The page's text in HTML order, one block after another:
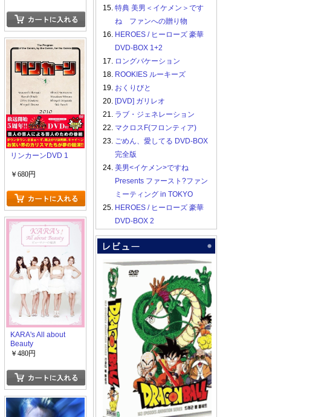
リンカーンDVD 1
￥680円
KARA's All about
Beauty
￥480円
15. 特典 美男＜イケメン＞です
ね ファンへの贈り物
16. HEROES / ヒーローズ 豪華
DVD-BOX 1+2
17. ロングバケーション
18. ROOKIES ルーキーズ
19. おくりびと
20. [DVD] ガリレオ
21. ラブ・ジェネレーション
22. マクロスF(フロンティア)
23. ごめん、愛してる DVD-BOX
完全版
24. 美男<イケメン>ですね
Presents ファースト?ファン
ミーティング in TOKYO
25. HEROES / ヒーローズ 豪華
DVD-BOX 2